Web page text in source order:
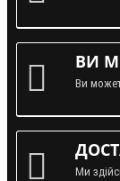
ВИ
Ви
Ми